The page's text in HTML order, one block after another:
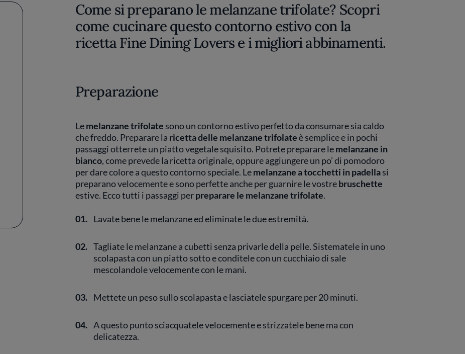
Come si preparano le melanzane trifolate? Scopri
come cucinare questo contorno estivo con la
ricetta Fine Dining Lovers e i migliori abbinamenti.
Preparazione
Lemelanzane trifolatesono un contorno estivo perfetto da consumare sia caldo
che freddo. Preparare la ricetta delle melanzane trifolateè semplice e in pochi
passaggi otterrete un piatto vegetale squisito. Potrete preparare lemelanzane in
bianco, come prevede la ricetta originale, oppure aggiungere un po’ di pomodoro
per dare colore a questo contorno speciale. Lemelanzane a tocchetti in padellasi
preparano velocemente e sono perfette anche per guarnire le vostrebruschette
estive. Ecco tutti i passaggi perpreparare le melanzane trifolate.
01. Lavate bene le melanzane ed eliminate le due estremità.
02. Tagliate le melanzane a cubetti senza privarle della pelle. Sistematele in uno
scolapasta con un piatto sotto e conditele con un cucchiaio di sale
mescolandole velocemente con le mani.
03. Mettete un peso sullo scolapasta e lasciatele spurgare per 20 minuti.
04. A questo punto sciacquatele velocemente e strizzatele bene ma con
delicatezza.